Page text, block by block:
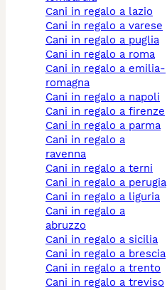
cani in regalo a lazio
cani in regalo a varese
cani in regalo a puglia
cani in regalo a roma
cani in regalo a emilia-
romagna
cani in regalo a napoli
cani in regalo a firenze
cani in regalo a parma
cani in regalo a
ravenna
cani in regalo a terni
cani in regalo a perugia
cani in regalo a liguria
cani in regalo a
abruzzo
cani in regalo a sicilia
cani in regalo a brescia
cani in regalo a trento
cani in regalo a treviso